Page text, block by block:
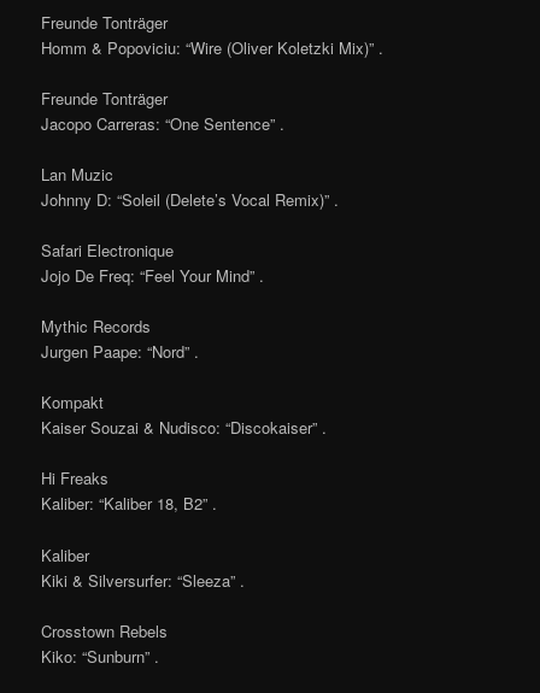
Freunde Tonträger
Homm & Popoviciu: “Wire (Oliver Koletzki Mix)” .
Freunde Tonträger
Jacopo Carreras: “One Sentence” .
Lan Muzic
Johnny D: “Soleil (Delete’s Vocal Remix)” .
Safari Electronique
Jojo De Freq: “Feel Your Mind” .
Mythic Records
Jurgen Paape: “Nord” .
Kompakt
Kaiser Souzai & Nudisco: “Discokaiser” .
Hi Freaks
Kaliber: “Kaliber 18, B2” .
Kaliber
Kiki & Silversurfer: “Sleeza” .
Crosstown Rebels
Kiko: “Sunburn” .